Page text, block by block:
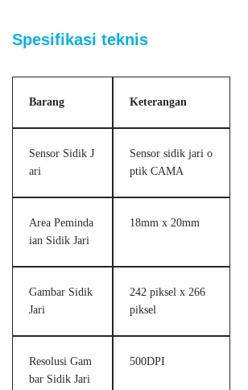
Spesifikasi teknis
Barang Keterangan
Sensor Sidik J
ari
Sensor sidik jari o
ptik CAMA
Area Peminda
ian Sidik Jari
18mm x 20mm
Gambar Sidik
Jari
242 piksel x 266
piksel
Resolusi Gam
bar Sidik Jari
500DPI